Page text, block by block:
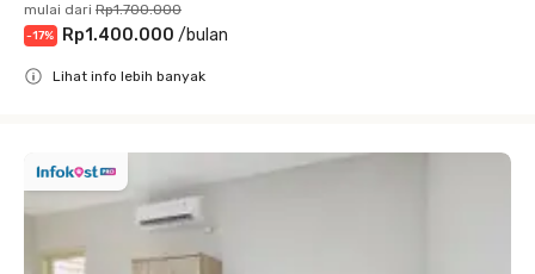
mulai dari Rp1.700.000
-17% Rp1.400.000 /bulan
Lihat info lebih banyak